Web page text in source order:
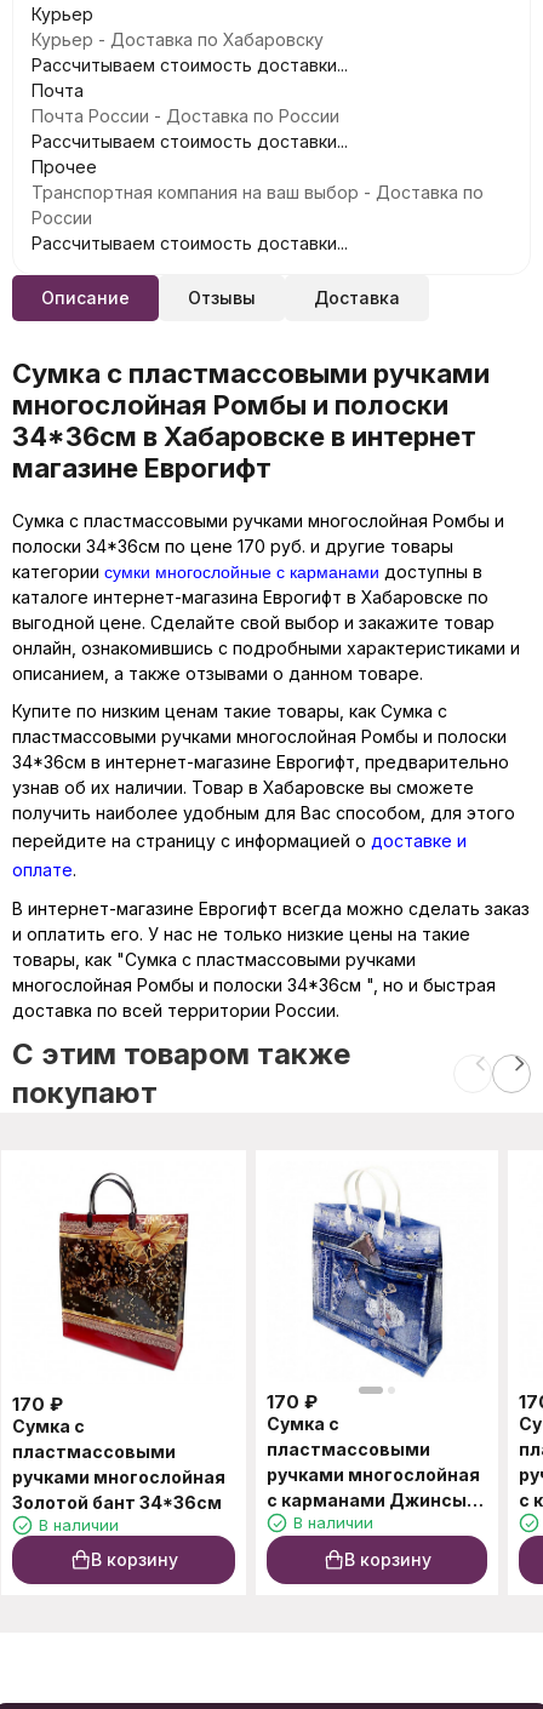
Курьер
Курьер - Доставка по Хабаровску
Рассчитываем стоимость доставки...
Почта
Почта России - Доставка по России
Рассчитываем стоимость доставки...
Прочее
Транспортная компания на ваш выбор - Доставка по
России
Рассчитываем стоимость доставки...
Описание Отзывы Доставка
Сумка с пластмассовыми ручками
многослойная Ромбы и полоски
34*36см в Хабаровске в интернет
магазине Еврогифт
Сумка с пластмассовыми ручками многослойная Ромбы и
полоски 34*36см по цене 170 руб. и другие товары
категории сумки многослойные с карманами доступны в
каталоге интернет-магазина Еврогифт в Хабаровске по
выгодной цене. Сделайте свой выбор и закажите товар
онлайн, ознакомившись с подробными характеристиками и
описанием, а также отзывами о данном товаре.
Купите по низким ценам такие товары, как Сумка с
пластмассовыми ручками многослойная Ромбы и полоски
34*36см в интернет-магазине Еврогифт, предварительно
узнав об их наличии. Товар в Хабаровске вы сможете
получить наиболее удобным для Вас способом, для этого
перейдите на страницу с информацией о доставке и
оплате.
В интернет-магазине Еврогифт всегда можно сделать заказ
и оплатить его. У нас не только низкие цены на такие
товары, как "Сумка с пластмассовыми ручками
многослойная Ромбы и полоски 34*36см ", но и быстрая
доставка по всей территории России.
C этим товаром также
покупают
170 ₽
Сумка с
пластмассовыми
ручками многослойная
Золотой бант 34*36см
В наличии
В корзину
170 ₽
Сумка с
пластмассовыми
ручками многослойная
с карманами Джинсы
34*32см
В наличии
В корзину
с